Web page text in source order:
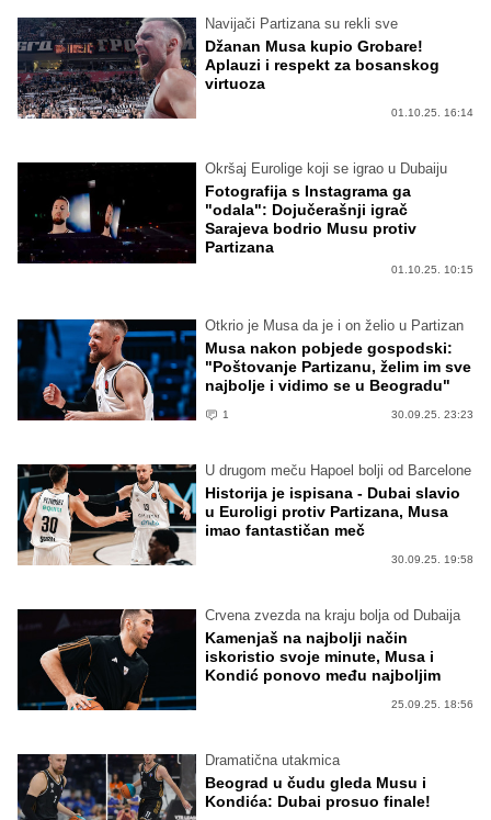
Navijači Partizana su rekli sve
Džanan Musa kupio Grobare!
Aplauzi i respekt za bosanskog
virtuoza
01.10.25. 16:14
Okršaj Eurolige koji se igrao u Dubaiju
Fotografija s Instagrama ga
"odala": Dojučerašnji igrač
Sarajeva bodrio Musu protiv
Partizana
01.10.25. 10:15
Otkrio je Musa da je i on želio u Partizan
Musa nakon pobjede gospodski:
"Poštovanje Partizanu, želim im sve
najbolje i vidimo se u Beogradu"
1 30.09.25. 23:23
U drugom meču Hapoel bolji od Barcelone
Historija je ispisana - Dubai slavio
u Euroligi protiv Partizana, Musa
imao fantastičan meč
30.09.25. 19:58
Crvena zvezda na kraju bolja od Dubaija
Kamenjaš na najbolji način
iskoristio svoje minute, Musa i
Kondić ponovo među najboljim
25.09.25. 18:56
Dramatična utakmica
Beograd u čudu gleda Musu i
Kondića: Dubai prosuo finale!